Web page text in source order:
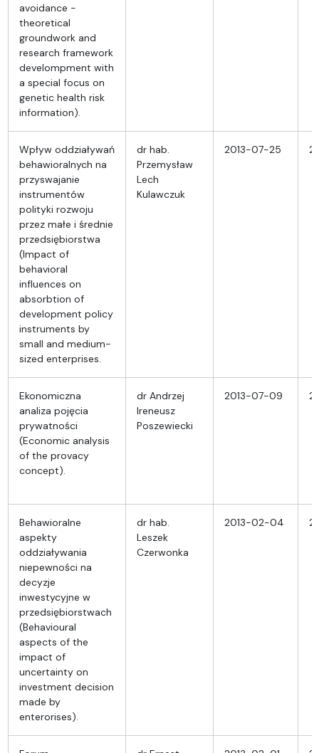
avoidance -
theoretical
groundwork and
research framework
develompment with
a special focus on
genetic health risk
information).
Wpływ oddziaływań
behawioralnych na
przyswajanie
instrumentów
polityki rozwoju
przez małe i średnie
przedsiębiorstwa
(Impact of
behavioral
influences on
absorbtion of
development policy
instruments by
small and medium-
sized enterprises.
dr hab.
Przemysław
Lech
Kulawczuk
2013-07-25
Ekonomiczna
analiza pojęcia
prywatności
(Economic analysis
of the provacy
concept).
dr Andrzej
Ireneusz
Poszewiecki
2013-07-09
Behawioralne
aspekty
oddziaływania
niepewności na
decyzje
inwestycyjne w
przedsiębiorstwach
(Behavioural
aspects of the
impact of
uncertainty on
investment decision
made by
enterorises).
dr hab.
Leszek
Czerwonka
2013-02-04